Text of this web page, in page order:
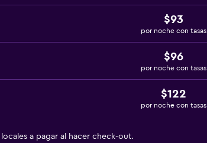
$93
por noche con tasas
$96
por noche con tasas
$122
por noche con tasas
a pagar al hacer check-out.